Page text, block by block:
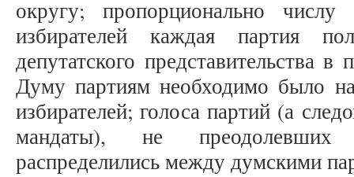
округу; пропорционально
избирателей каждая партия
депутатского представительства
Думу партиям необходимо было
избирателей; голоса партий (а
мандаты), не преодолевших
распределились между думскими